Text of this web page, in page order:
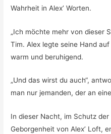
Wahrheit in Alex’ Worten.
„Ich möchte mehr von dieser
Tim. Alex legte seine Hand
warm und beruhigend.
„Und das wirst du auch“,
man nur jemanden, der an
In dieser Nacht, im Schutz
Geborgenheit von Alex’ Loft,